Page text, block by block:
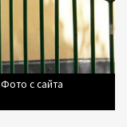
с сайта